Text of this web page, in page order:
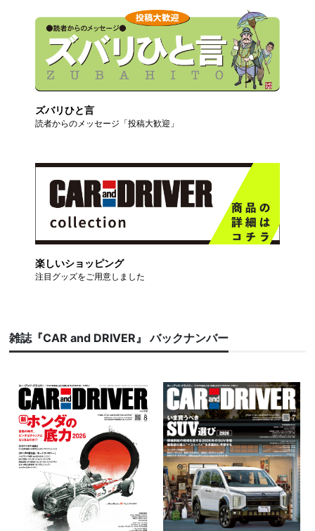
ズバリひと言
読者からのメッセージ「投稿大歓迎」
楽しいショッピング
注目グッズをご用意しました
雑誌『CAR and DRIVER』 バックナンバー